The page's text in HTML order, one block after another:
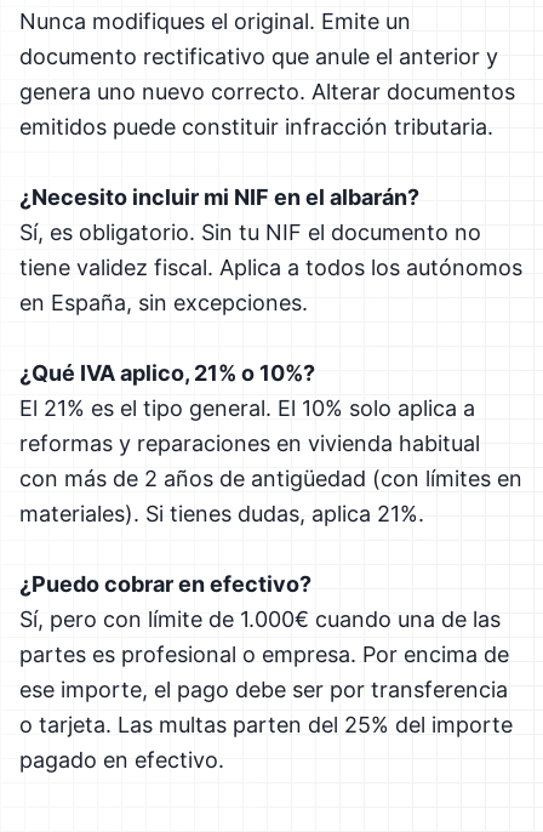
Nunca modifiques el original. Emite un
documento rectificativo que anule el anterior y
genera uno nuevo correcto. Alterar documentos
emitidos puede constituir infracción tributaria.
¿Necesito incluir mi NIF en el albarán?
Sí, es obligatorio. Sin tu NIF el documento no
tiene validez fiscal. Aplica a todos los autónomos
en España, sin excepciones.
¿Qué IVA aplico, 21% o 10%?
El 21% es el tipo general. El 10% solo aplica a
reformas y reparaciones en vivienda habitual
con más de 2 años de antigüedad (con límites en
materiales). Si tienes dudas, aplica 21%.
¿Puedo cobrar en efectivo?
Sí, pero con límite de 1.000€ cuando una de las
partes es profesional o empresa. Por encima de
ese importe, el pago debe ser por transferencia
o tarjeta. Las multas parten del 25% del importe
pagado en efectivo.